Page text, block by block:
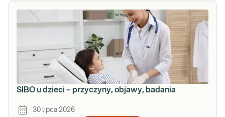
SIBO u dzieci – przyczyny, objawy, badania
30 lipca 2026